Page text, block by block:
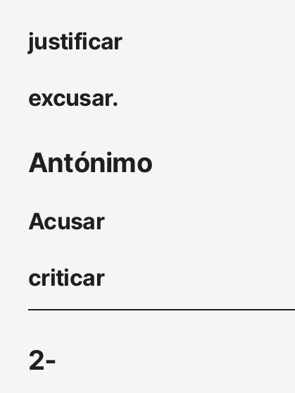
justificar
excusar.
Antónimo
Acusar
criticar
2-